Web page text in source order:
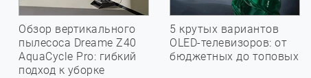
Обзор вертикального
пылесоса Dreame Z40
AquaCycle Pro: гибкий
подход к уборке
5 крутых вариантов
OLED-телевизоров: от
бюджетных до топовых